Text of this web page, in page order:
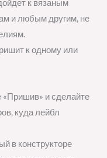
к вязаным
и любым другим, не
к одному или
«Пришив» и сделайте
куда лейбл
в конструкторе